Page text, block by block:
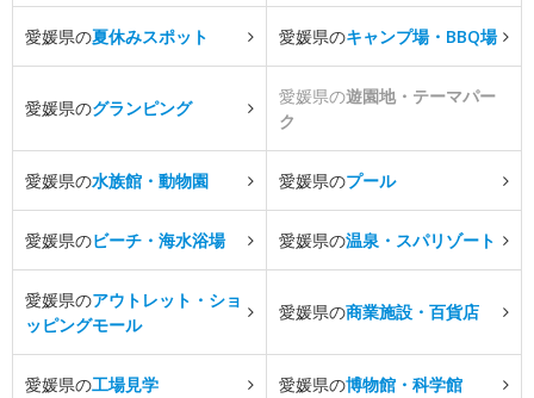
愛媛県の夏休みスポット 愛媛県のキャンプ場・BBQ場
愛媛県のグランピング
愛媛県の遊園地・テーマパー
ク
愛媛県の水族館・動物園 愛媛県のプール
愛媛県のビーチ・海水浴場 愛媛県の温泉・スパリゾート
愛媛県のアウトレット・ショ
ッピングモール
愛媛県の商業施設・百貨店
愛媛県の工場見学 愛媛県の博物館・科学館